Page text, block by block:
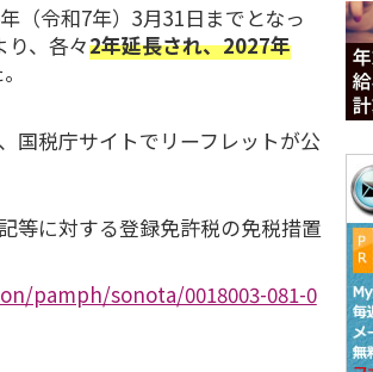
（令和7年）3月31日までとなっ
、各々2年延長され、2027年
国税庁サイトでリーフレットが公
等に対する登録免許税の免税措置
pamph/sonota/0018003-081-0